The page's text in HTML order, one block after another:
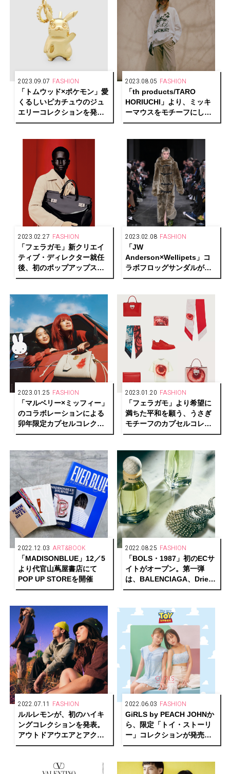
2023.09.07 FASHION
「トムウッド×ポケモン」愛
くるしいピカチュウのジュ
エリーコレクションを発
売！
2023.08.05 FASHION
「th products/TARO
HORIUCHI」より、ミッキ
ーマウスをモチーフにした
スペシャルアイテムを発売
2023.02.27 FASHION
「フェラガモ」新クリエイ
ティブ・ディレクター就任
後、初のポップアップスト
アを東京・大阪で開催
2023.02.08 FASHION
「JW
Anderson×Wellipets」コ
ラボフロッグサンダルが先
行発売！2023年秋冬コレク
2023.01.25 FASHION
「マルベリー×ミッフィー」
のコラボレーションによる
卯年限定カプセルコレクシ
ョンが登場
2023.01.20 FASHION
「フェラガモ」より希望に
満ちた平和を願う、うさぎ
モチーフのカプセルコレク
ションが発売中
2022.12.03 ART&BOOK
「MADISONBLUE」12／5
より代官山蔦屋書店にて
POP UP STOREを開催
2022.08.25 FASHION
「BOLS・1987」初のECサ
イトがオープン。第一弾
は、BALENCIAGA、Dries
Van Noten、Paco
2022.07.11 FASHION
ルルレモンが、初のハイキ
ングコレクションを発表。
アウトドアウエアとアクセ
サリー22アイテムをライン
2022.06.03 FASHION
GiRLS by PEACH JOHNか
ら、限定「トイ・ストーリ
ー」コレクションが発売
中。井上咲楽＆なえなのに
も公開！